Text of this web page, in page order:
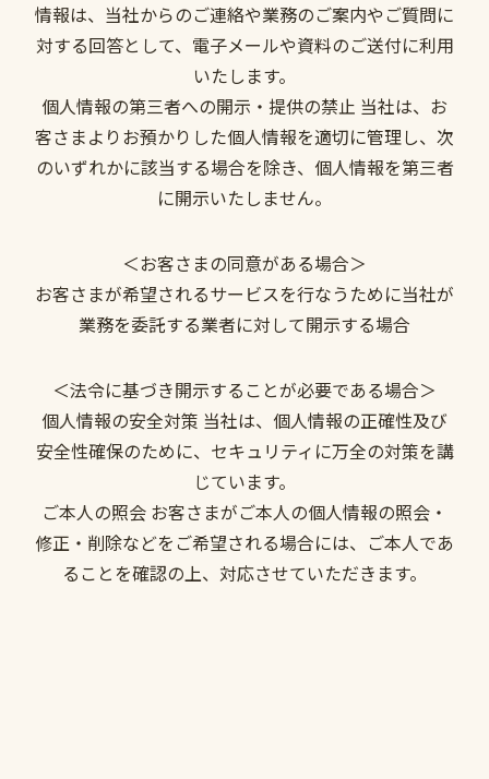
情報は、当社からのご連絡や業務のご案内やご質問に
対する回答として、電子メールや資料のご送付に利用
いたします。
個人情報の第三者への開示・提供の禁止 当社は、お
客さまよりお預かりした個人情報を適切に管理し、次
のいずれかに該当する場合を除き、個人情報を第三者
に開示いたしません。
＜お客さまの同意がある場合＞
お客さまが希望されるサービスを行なうために当社が
業務を委託する業者に対して開示する場合
＜法令に基づき開示することが必要である場合＞
個人情報の安全対策 当社は、個人情報の正確性及び
安全性確保のために、セキュリティに万全の対策を講
じています。
ご本人の照会 お客さまがご本人の個人情報の照会・
修正・削除などをご希望される場合には、ご本人であ
ることを確認の上、対応させていただきます。